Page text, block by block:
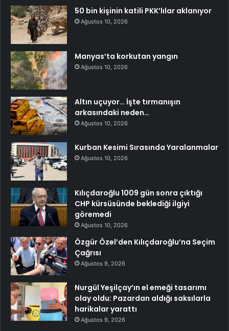
50 bin kişinin katili PKK’lılar aklanıyor
Ağustos 10, 2026
Manyas’ta korkutan yangın
Ağustos 10, 2026
Altın uçuyor… İşte tırmanışın
arkasındaki neden…
Ağustos 10, 2026
Kurban Kesimi Sırasında Yaralanmalar
Ağustos 10, 2026
Kılıçdaroğlu 1009 gün sonra çıktığı
CHP kürsüsünde beklediği ilgiyi
göremedi
Ağustos 10, 2026
Özgür Özel’den Kılıçdaroğlu’na Seçim
Çağrısı
Ağustos 9, 2026
Nurgül Yeşilçay’ın el emeği tasarımı
olay oldu: Pazardan aldığı saksılarla
harikalar yarattı
Ağustos 9, 2026